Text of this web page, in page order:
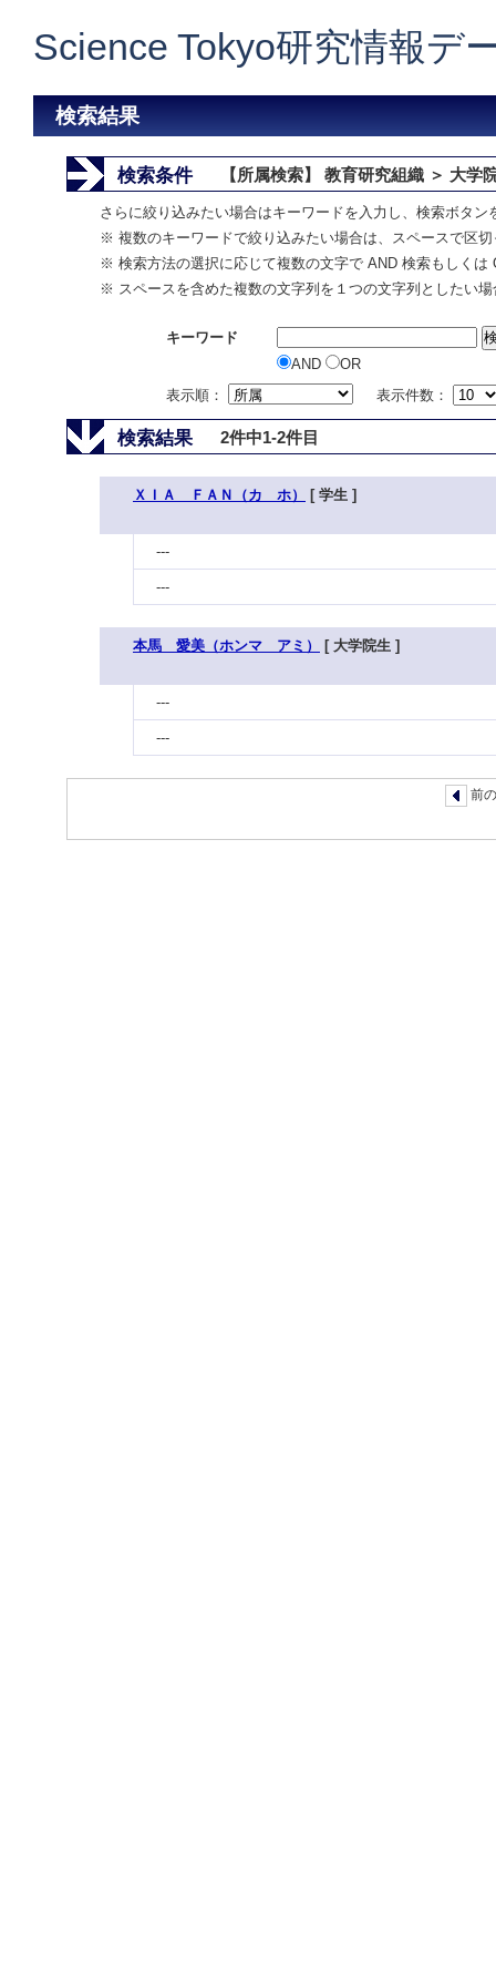
Science Tokyo研究情報デ
検索結果
検索条件 【所属検索】 教育研究組織 ＞ 大
さらに絞り込みたい場合はキーワードを入力し、検索ボタ
※ 複数のキーワードで絞り込みたい場合は、スペースで区
※ 検索方法の選択に応じて複数の文字で AND 検索もしくは
※ スペースを含めた複数の文字列を１つの文字列としたい
キーワード
AND
OR
表示順：
表示件数：
検索結果 2件中1-2件目
ＸＩＡ ＦＡＮ（カ ホ） [ 学生 ]
---
---
本馬 愛美（ホンマ アミ） [ 大学院生 ]
---
---
前